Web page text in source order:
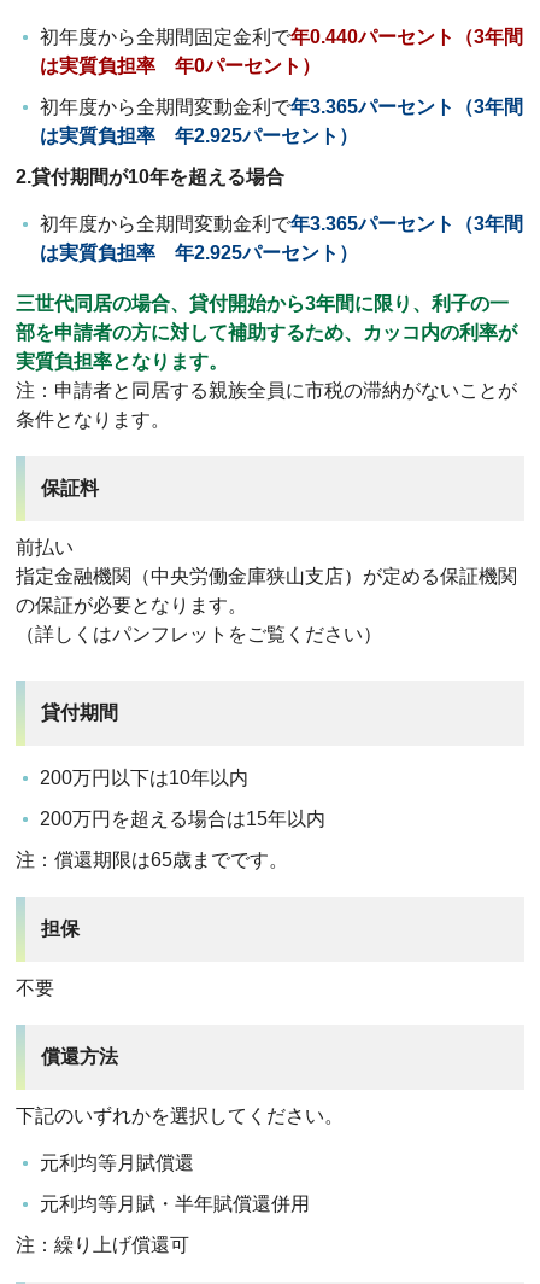
初年度から全期間固定金利で年0.440パーセント（3年間
は実質負担率 年0パーセント）
初年度から全期間変動金利で年3.365パーセント
（3年間
は実質負担率 年2.925パーセント）
2.貸付期間が10年を超える場合
初年度から全期間変動金利で年3.365パーセント
（3年間
は実質負担率 年2.925パーセント）
三世代同居の場合、貸付開始から3年間に限り、利子の一
部を申請者の方に対して補助するため、カッコ内の利率が
実質負担率となります。
注：申請者と同居する親族全員に市税の滞納がないことが
条件となります。
保証料
前払い
指定金融機関（中央労働金庫狭山支店）が定める保証機関
の保証が必要となります。
（詳しくはパンフレットをご覧ください）
貸付期間
200万円以下は10年以内
200万円を超える場合は15年以内
注：償還期限は65歳までです。
担保
不要
償還方法
下記のいずれかを選択してください。
元利均等月賦償還
元利均等月賦・半年賦償還併用
注：繰り上げ償還可